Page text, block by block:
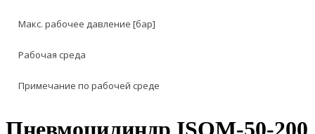
Макс. рабочее давление [бар]
Рабочая среда
Примечание по рабочей среде